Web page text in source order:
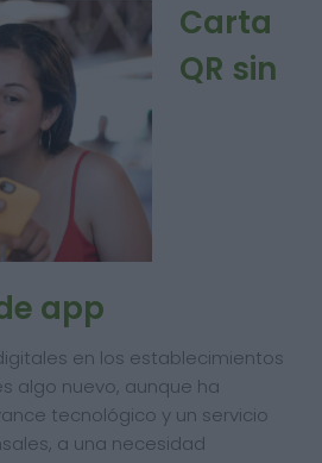
Carta
QR sin
app
en los establecimientos
algo nuevo, aunque ha
tecnológico y un servicio
a una necesidad